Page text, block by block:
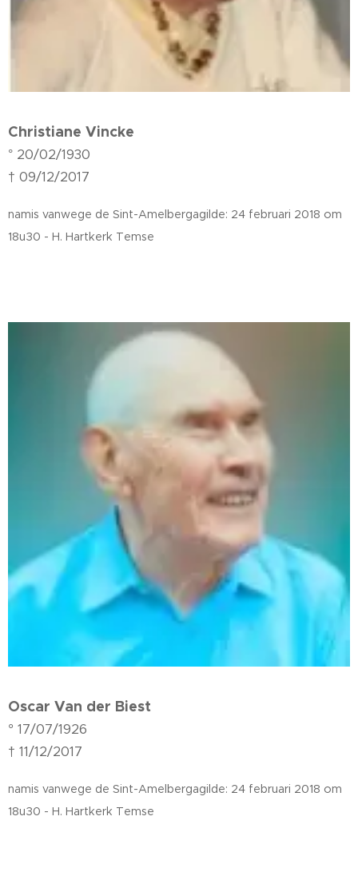
Christiane Vincke
° 20/02/1930
† 09/12/2017
namis vanwege de Sint-Amelbergagilde: 24 februari 2018 om
18u30 - H. Hartkerk Temse
Oscar Van der Biest
° 17/07/1926
† 11/12/2017
namis vanwege de Sint-Amelbergagilde: 24 februari 2018 om
18u30 - H. Hartkerk Temse